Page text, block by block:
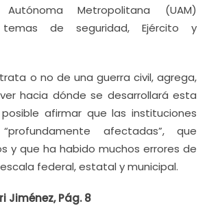
Metropolitana (UAM)
de seguridad, Ejército y
o no de una guerra civil, agrega,
hacia dónde se desarrollará esta
afirmar que las instituciones
afectadas”, que
y que ha habido muchos errores de
federal, estatal y municipal.
Jiménez, Pág. 8